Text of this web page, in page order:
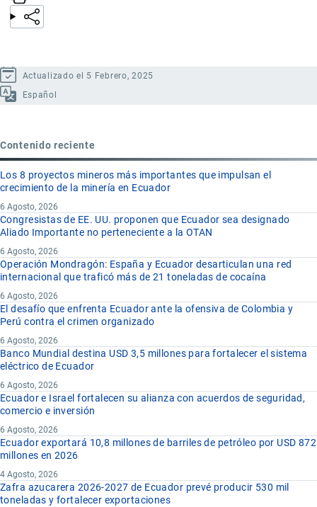
Actualizado el 5 Febrero, 2025
Español
Contenido reciente
Los 8 proyectos mineros más importantes que impulsan el
crecimiento de la minería en Ecuador
6 Agosto, 2026
Congresistas de EE. UU. proponen que Ecuador sea designado
Aliado Importante no perteneciente a la OTAN
6 Agosto, 2026
Operación Mondragón: España y Ecuador desarticulan una red
internacional que traficó más de 21 toneladas de cocaína
6 Agosto, 2026
El desafío que enfrenta Ecuador ante la ofensiva de Colombia y
Perú contra el crimen organizado
6 Agosto, 2026
Banco Mundial destina USD 3,5 millones para fortalecer el sistema
eléctrico de Ecuador
6 Agosto, 2026
Ecuador e Israel fortalecen su alianza con acuerdos de seguridad,
comercio e inversión
6 Agosto, 2026
Ecuador exportará 10,8 millones de barriles de petróleo por USD 872
millones en 2026
4 Agosto, 2026
Zafra azucarera 2026-2027 de Ecuador prevé producir 530 mil
toneladas y fortalecer exportaciones